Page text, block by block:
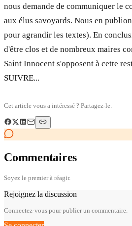
nous demande de communiquer le
aux élus savoyards. Nous en
pour agrandir les textes). En
d'être clos et de nombreux maires
Saint Innocent s'opposent à cette
SUIVRE...
Cet article vous a intéressé ? Partagez-le.
Commentaires
Soyez le premier à réagir.
Rejoignez la discussion
Connectez-vous pour publier un commentaire.